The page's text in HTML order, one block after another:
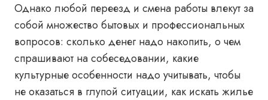
Однако любой переезд и смена работы влекут за
собой множество бытовых и профессиональных
вопросов: сколько денег надо накопить, о чем
спрашивают на собеседовании, какие
культурные особенности надо учитывать, чтобы
не оказаться в глупой ситуации, как искать жилье